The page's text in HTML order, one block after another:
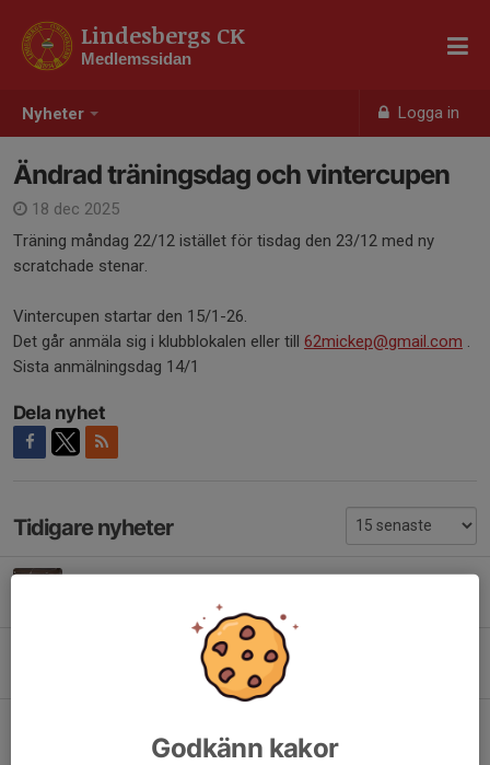
Nyheter Logga in
Lindesbergs CK
Medlemssidan
Ändrad träningsdag och vintercupen
18 dec 2025
Träning måndag 22/12 istället för tisdag den 23/12 med ny
scratchade stenar.
Vintercupen startar den 15/1-26.
Det går anmäla sig i klubblokalen eller till 62mickep@gmail.com .
Sista anmälningsdag 14/1
Dela nyhet
Tidigare nyheter
Avslutning
3 jan, 10:27Godkänn kakor